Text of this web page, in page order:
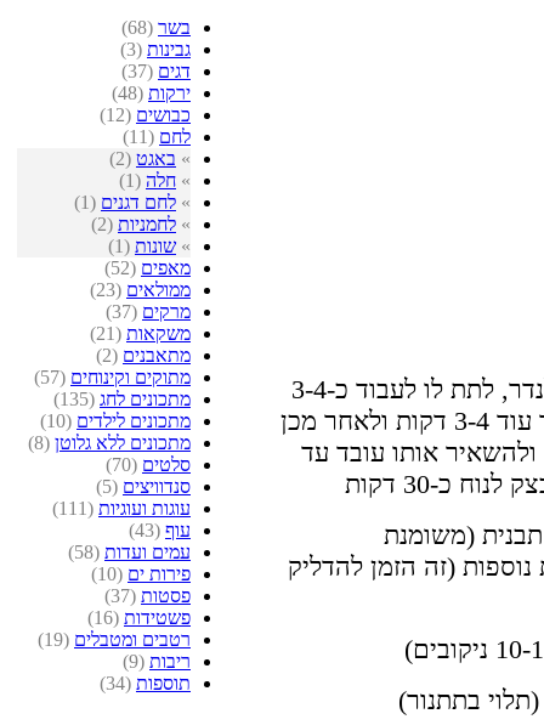
בשר (68)
גבינות (3)
דגים (37)
ירקות (48)
כבושים (12)
לחם (11)
» באגט (2)
» חלה (1)
» לחם דגנים (1)
» לחמניות (2)
» שונות (1)
מאפים (52)
ממולאים (23)
מרקים (37)
משקאות (21)
מתאבנים (2)
מתוקים וקינוחים (57)
מתכונים לחג (135)
מתכונים לילדים (10)
מתכונים ללא גלוטן (8)
סלטים (70)
סנדוויצים (5)
עוגות ועוגיות (111)
עוף (43)
עמים ועדות (58)
פירות ים (10)
פסטות (37)
פשטידות (16)
רטבים ומטבלים (19)
ריבות (9)
תוספות (34)
להכניס את כל המרכיבים היבשים לבלנדר, לתת לו לעבוד כ-3-4
דקות. להוסיף את המים, לתת לו לעבוד עוד 3-4 דקות ולאחר מכן
אותו עובד עד
התבנית (משומנת
לתת לו לנוח כ-15 דקות נוספות (זה הזמן להדליק